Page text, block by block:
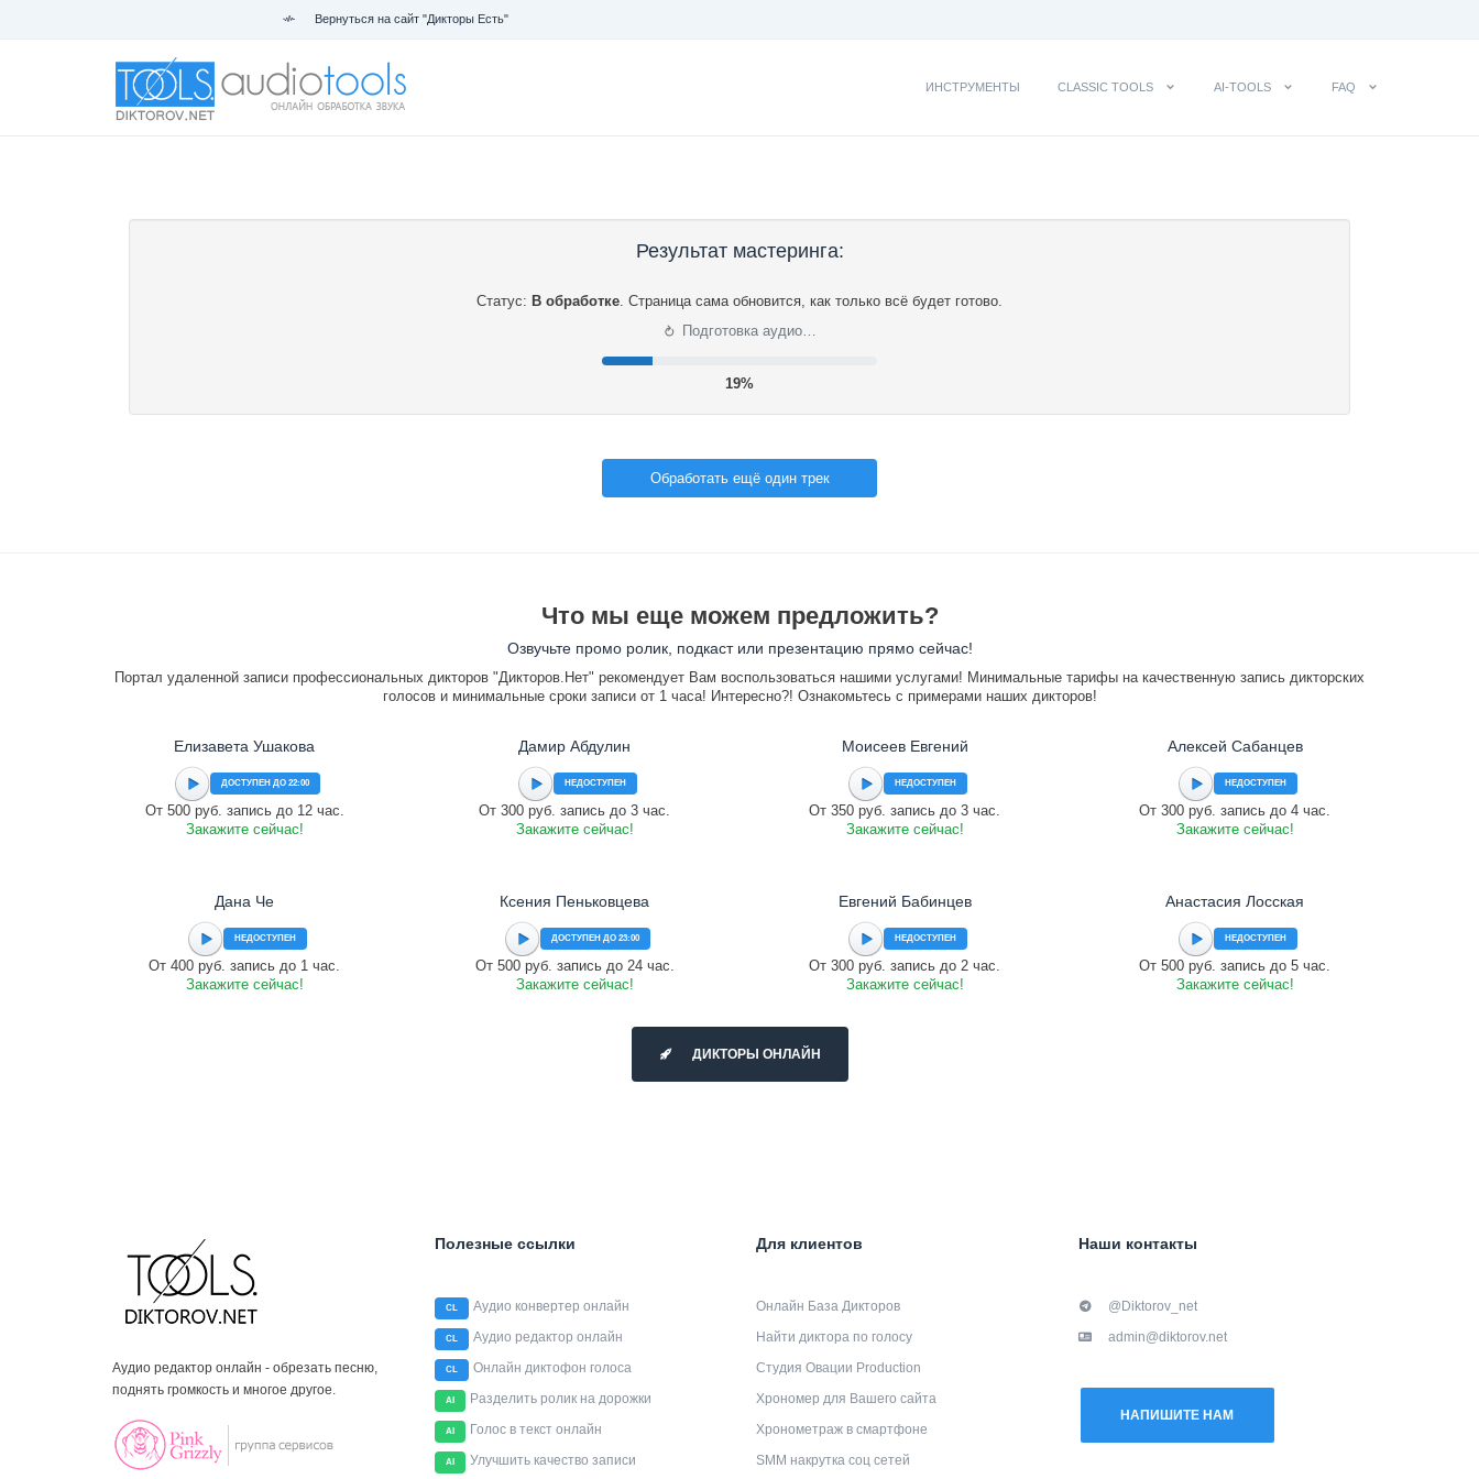
Вернуться на сайт "Дикторы Есть"
ИНСТРУМЕНТЫ CLASSIC TOOLS AI-TOOLS FAQ
Результат мастеринга:
Статус: В обработке. Страница сама обновится, как только всё будет готово.
⟳ Подготовка аудио…
20%
Обработать ещё один трек
Что мы еще можем предложить?
Озвучьте промо ролик, подкаст или презентацию прямо сейчас!
Портал удаленной записи профессиональных дикторов "Дикторов.Нет" рекомендует Вам воспользоваться нашими услугами! Минимальные тарифы на качественную запись дикторских
голосов и минимальные сроки записи от 1 часа! Интересно?! Ознакомьтесь с примерами наших дикторов!
Елизавета Ушакова
ДОСТУПЕН ДО 22:00
От 500 руб. запись до 12 час.
Закажите сейчас!
Дамир Абдулин
НЕДОСТУПЕН
От 300 руб. запись до 3 час.
Закажите сейчас!
Моисеев Евгений
НЕДОСТУПЕН
От 350 руб. запись до 3 час.
Закажите сейчас!
Алексей Сабанцев
НЕДОСТУПЕН
От 300 руб. запись до 4 час.
Закажите сейчас!
Дана Че
НЕДОСТУПЕН
От 400 руб. запись до 1 час.
Закажите сейчас!
Ксения Пеньковцева
ДОСТУПЕН ДО 23:00
От 500 руб. запись до 24 час.
Закажите сейчас!
Евгений Бабинцев
НЕДОСТУПЕН
От 300 руб. запись до 2 час.
Закажите сейчас!
Анастасия Лосская
НЕДОСТУПЕН
От 500 руб. запись до 5 час.
Закажите сейчас!
ДИКТОРЫ ОНЛАЙН
Аудио редактор онлайн - обрезать песню,
поднять громкость и многое другое.
Полезные ссылки
CL Аудио конвертер онлайн
CL Аудио редактор онлайн
CL Онлайн диктофон голоса
AI Разделить ролик на дорожки
AI Голос в текст онлайн
AI Улучшить качество записи
Для клиентов
Онлайн База Дикторов
Найти диктора по голосу
Студия Овации Production
Хрономер для Вашего сайта
Хронометраж в смартфоне
SMM накрутка соц сетей
Наши контакты
@Diktorov_net
admin@diktorov.net
НАПИШИТЕ НАМ